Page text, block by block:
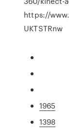
https://
UKTSTRnw
1965
1398